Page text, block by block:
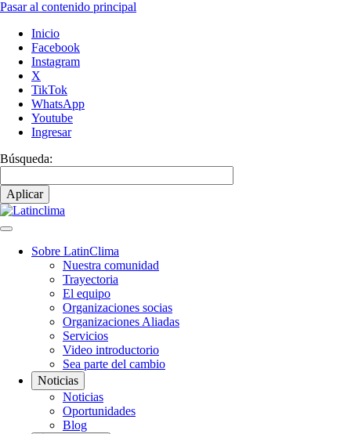
Pasar al contenido principal
Inicio
Facebook
Instagram
X
TikTok
WhatsApp
Youtube
Ingresar
Búsqueda:
Navegación
Sobre LatinClima
Nuestra comunidad
Trayectoria
El equipo
Organizaciones socias
Organizaciones Aliadas
Servicios
Video introductorio
Sea parte del cambio
Noticias
Noticias
Oportunidades
Blog